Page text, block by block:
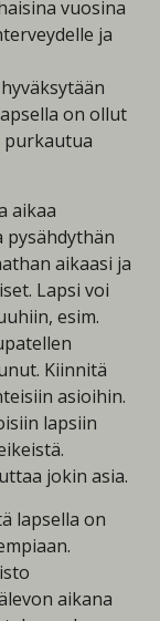
vuosina
ja
on ollut
purkautua
aikaa
pysähdythän
aikaasi ja
Lapsi voi
esim.
Kiinnitä
asioihin.
lapsiin
jokin asia.
lapsella on
aikana